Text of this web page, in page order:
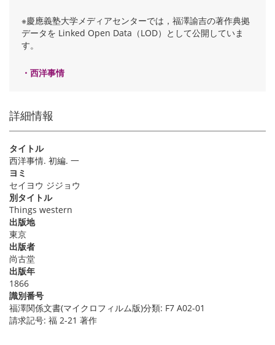
※慶應義塾大学メディアセンターでは，福澤諭吉の著作典拠
データを Linked Open Data（LOD）として公開していま
す。
・西洋事情
詳細情報
タイトル
西洋事情. 初編. 一
ヨミ
セイヨウ ジジョウ
別タイトル
Things western
出版地
東京
出版者
尚古堂
出版年
1866
識別番号
福澤関係文書(マイクロフィルム版)分類: F7 A02-01
請求記号: 福 2-21 著作